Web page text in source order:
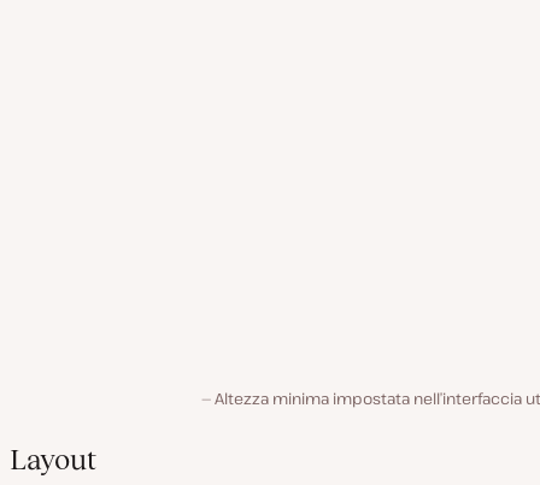
Altezza minima impostata nell’interfaccia
Layout